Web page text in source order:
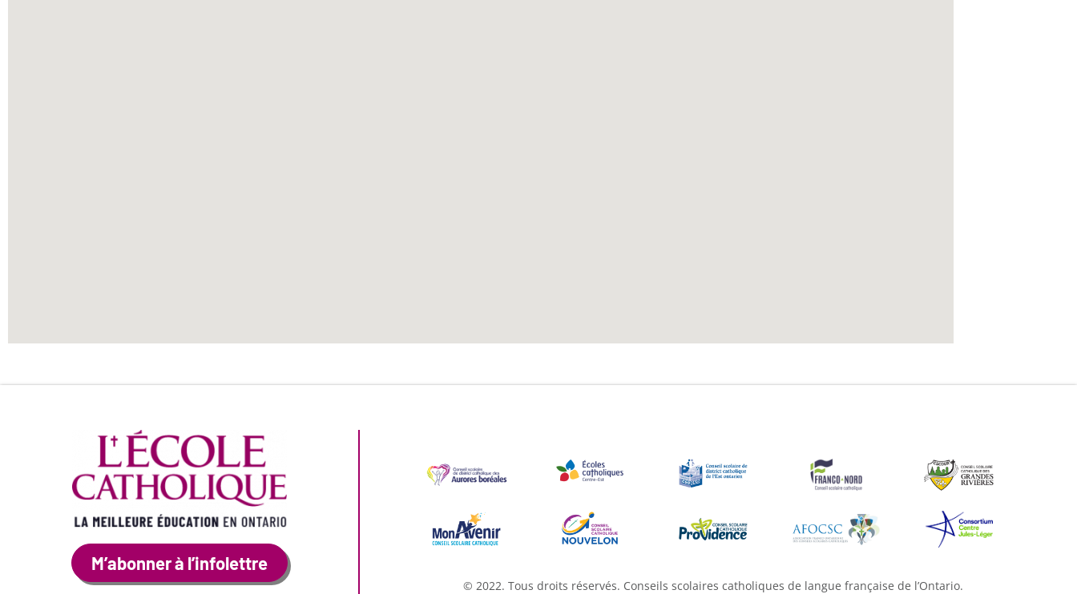
M’abonner à l’infolettre
© 2022. Tous droits réservés. Conseils scolaires catholiques de langue française de l’Ontario.